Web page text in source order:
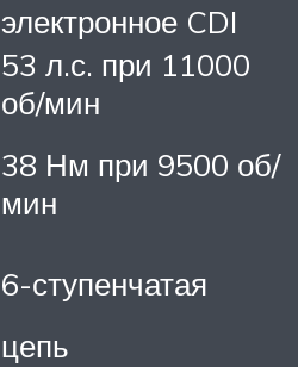
электронное CDI
53 л.с. при 11000
об/мин
38 Нм при 9500 об/
мин
6-ступенчатая
цепь